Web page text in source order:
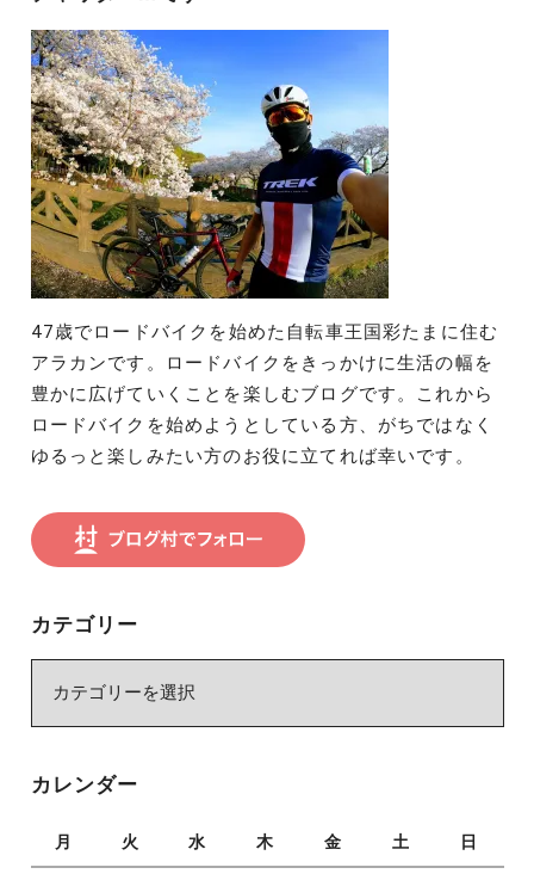
47歳でロードバイクを始めた自転車王国彩たまに住む
アラカンです。ロードバイクをきっかけに生活の幅を
豊かに広げていくことを楽しむブログです。これから
ロードバイクを始めようとしている方、がちではなく
ゆるっと楽しみたい方のお役に立てれば幸いです。
カテゴリー
ー
カレンダー
月 火 水 木 金 土 日